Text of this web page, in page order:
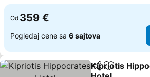
Od 359 €
Pogledaj cene sa 6 sajtova
Deli Dodati u
Kipriotis